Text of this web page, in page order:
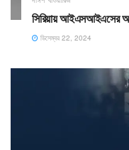
সিরিয়ায় আইএসআইএসের
ডিসেম্বর 22, 2024